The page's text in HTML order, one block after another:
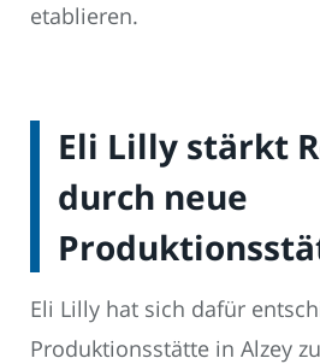
etablieren.
Eli Lilly stärkt
durch neue
Eli Lilly hat sich dafür
Produktionsstätte in Alzey